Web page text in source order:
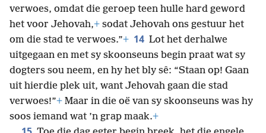
verwoes, omdat die geroep teen hulle hard geword
het voor Jehovah,+ sodat Jehovah ons gestuur het
om die stad te verwoes.”+ 14 Lot het derhalwe
uitgegaan en met sy skoonseuns begin praat wat sy
dogters sou neem, en hy het bly sê: “Staan op! Gaan
uit hierdie plek uit, want Jehovah gaan die stad
verwoes!”+ Maar in die oë van sy skoonseuns was hy
soos iemand wat ’n grap maak.+